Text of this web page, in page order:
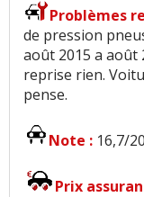
Puissance
n'aiment pas
Couple
Problèmes
de pression
août 2015 a août
reprise rien.
pense.
Note : 16,7/20
Prix